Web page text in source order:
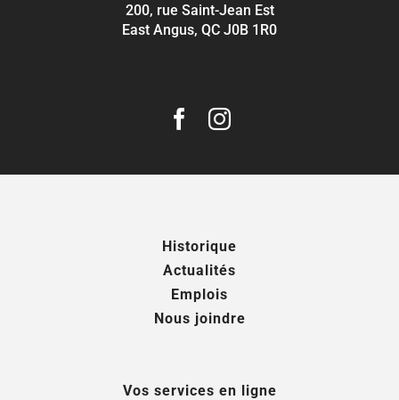
200, rue Saint-Jean Est
East Angus, QC J0B 1R0
Historique
Actualités
Emplois
Nous joindre
Vos services en ligne